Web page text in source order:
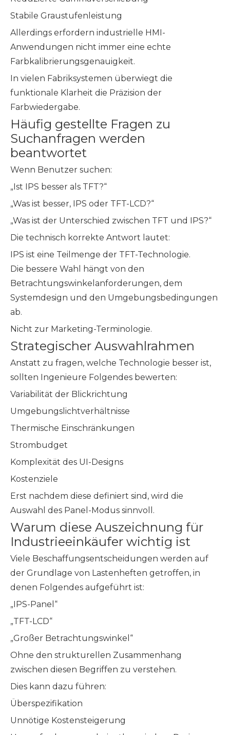
Stabile Graustufenleistung
Allerdings erfordern industrielle HMI-
Anwendungen nicht immer eine echte
Farbkalibrierungsgenauigkeit.
In vielen Fabriksystemen überwiegt die
funktionale Klarheit die Präzision der
Farbwiedergabe.
Häufig gestellte Fragen zu
Suchanfragen werden
beantwortet
Wenn Benutzer suchen:
„Ist IPS besser als TFT?“
„Was ist besser, IPS oder TFT-LCD?“
„Was ist der Unterschied zwischen TFT und IPS?“
Die technisch korrekte Antwort lautet:
IPS ist eine Teilmenge der TFT-Technologie.
Die bessere Wahl hängt von den
Betrachtungswinkelanforderungen, dem
Systemdesign und den Umgebungsbedingungen
ab.
Nicht zur Marketing-Terminologie.
Strategischer Auswahlrahmen
Anstatt zu fragen, welche Technologie besser ist,
sollten Ingenieure Folgendes bewerten:
Variabilität der Blickrichtung
Umgebungslichtverhältnisse
Thermische Einschränkungen
Strombudget
Komplexität des UI-Designs
Kostenziele
Erst nachdem diese definiert sind, wird die
Auswahl des Panel-Modus sinnvoll.
Warum diese Auszeichnung für
Industrieeinkäufer wichtig ist
Viele Beschaffungsentscheidungen werden auf
der Grundlage von Lastenheften getroffen, in
denen Folgendes aufgeführt ist:
„IPS-Panel“
„TFT-LCD“
„Großer Betrachtungswinkel“
Ohne den strukturellen Zusammenhang
zwischen diesen Begriffen zu verstehen.
Dies kann dazu führen:
Überspezifikation
Unnötige Kostensteigerung